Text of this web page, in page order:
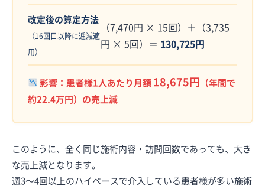
改定後の算定方法
（16回目以降に逓減適
用）
（7,470円 × 15回）＋（3,735
円 × 5回）＝ 130,725円
影響：患者様1人あたり月額18,675円 （年間で
約22.4万円）の売上減
このように、全く同じ施術内容・訪問回数であっても、大き
な売上減となります。
週3〜4回以上のハイペースで介入している患者様が多い施術